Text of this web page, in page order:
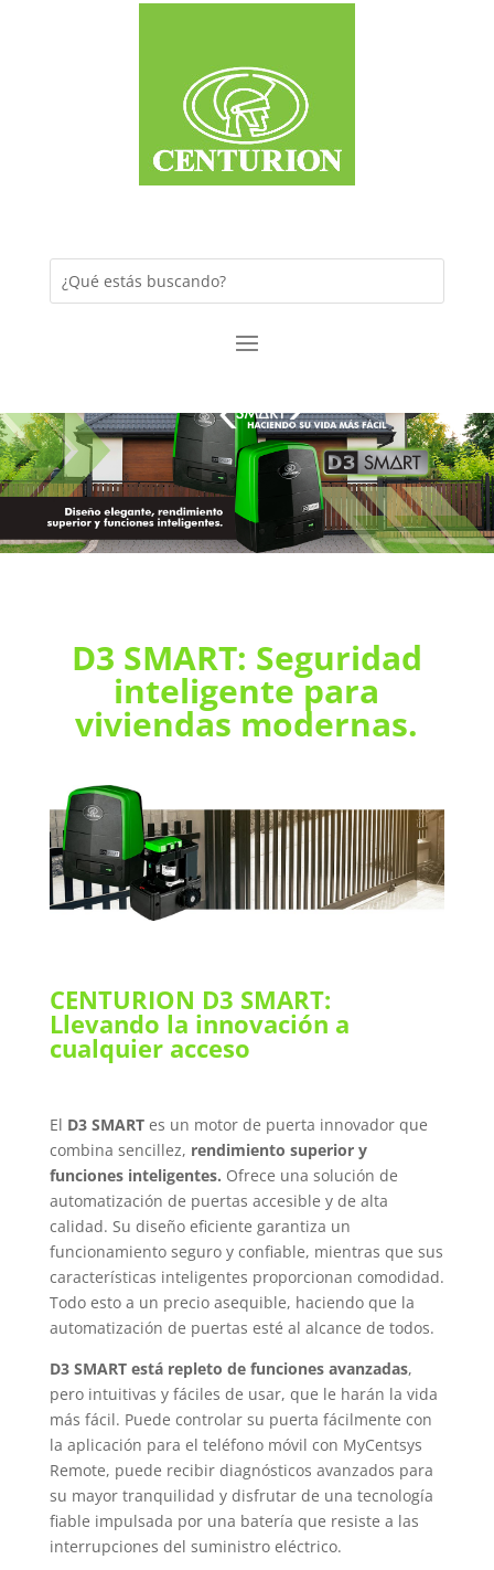
D3 SMART: Seguridad
inteligente para
viviendas modernas.
CENTURION D3 SMART:
Llevando la innovación a
cualquier acceso
El D3 SMARTes un motor de puerta innovador que
combina sencillez, rendimiento superior y
funciones inteligentes. Ofrece una solución de
automatización de puertas accesible y de alta
calidad. Su diseño eficiente garantiza un
funcionamiento seguro y confiable, mientras que sus
características inteligentes proporcionan comodidad.
Todo esto a un precio asequible, haciendo que la
automatización de puertas esté al alcance de todos.
D3 SMART está repleto de funciones avanzadas,
pero intuitivas y fáciles de usar, que le harán la vida
más fácil. Puede controlar su puerta fácilmente con
la aplicación para el teléfono móvil con MyCentsys
Remote, puede recibir diagnósticos avanzados para
su mayor tranquilidad y disfrutar de una tecnología
fiable impulsada por una batería que resiste a las
interrupciones del suministro eléctrico.